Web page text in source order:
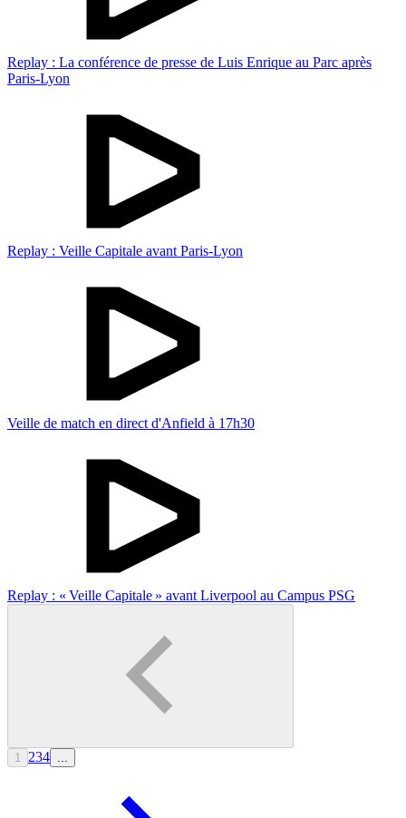
Replay : La conférence de presse de Luis Enrique au Parc après
Paris-Lyon
Replay : Veille Capitale avant Paris-Lyon
Veille de match en direct d'Anfield à 17h30
Replay : « Veille Capitale » avant Liverpool au Campus PSG
1 234 ...